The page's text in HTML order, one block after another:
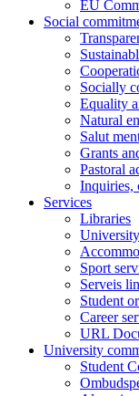
EU
Social
Socially
Equality
Natural
Salut
Grants
Pastoral
Inquiries,
Services
Libraries
Sport
Serveis
Student
Career
URL
University
Student